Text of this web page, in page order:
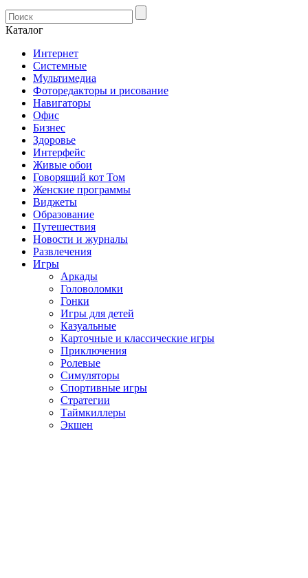
Каталог
Интернет
Системные
Мультимедиа
Фоторедакторы и рисование
Навигаторы
Офис
Бизнес
Здоровье
Интерфейс
Живые обои
Говорящий кот Том
Женские программы
Виджеты
Образование
Путешествия
Новости и журналы
Развлечения
Игры
Аркады
Головоломки
Гонки
Игры для детей
Казуальные
Карточные и классические игры
Приключения
Ролевые
Симуляторы
Спортивные игры
Стратегии
Таймкиллеры
Экшен